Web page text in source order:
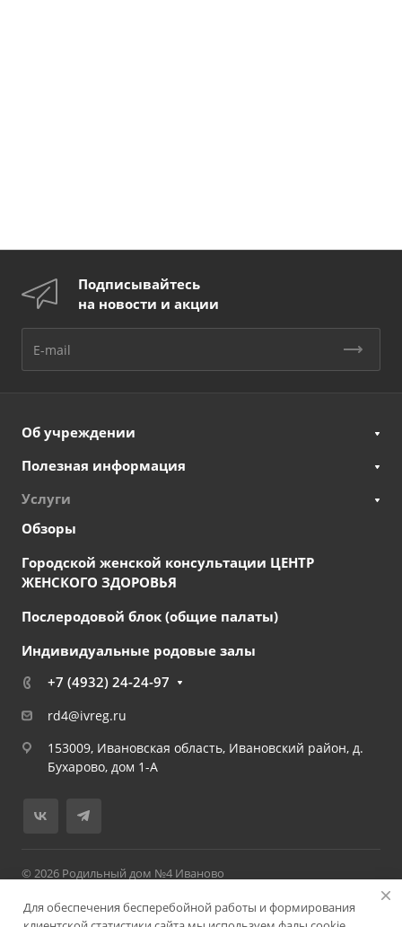
Подписывайтесь
на новости и акции
Об учреждении
Полезная информация
Услуги
Обзоры
Городской женской консультации ЦЕНТР
ЖЕНСКОГО ЗДОРОВЬЯ
Послеродовой блок (общие палаты)
Индивидуальные родовые залы
+7 (4932) 24-24-97
rd4@ivreg.ru
153009, Ивановская область, Ивановский район, д.
Бухарово, дом 1-А
© 2026 Родильный дом №4 Иваново
Согласие на обработку персональных данных
Политика обработки и защиты персональных данных ОБУЗ
Для обеспечения бесперебойной работы и формирования